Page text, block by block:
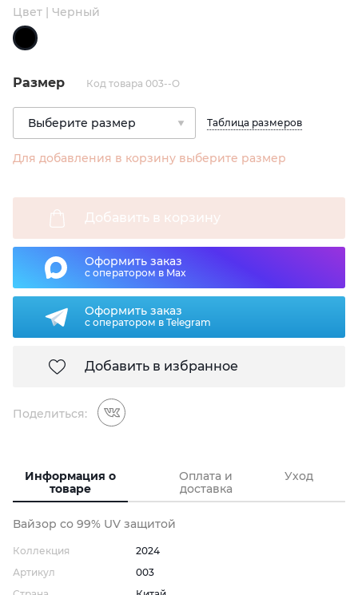
Цвет | Черный
Размер Код товара 003--O
Таблица размеров
Для добавления в корзину выберите размер
Добавить в корзину
Оформить заказ
с оператором в Max
Оформить заказ
с оператором в Telegram
Добавить в избранное
Поделиться:
Информация о
товаре
Оплата и
доставка
Уход
Вайзор со 99% UV защитой
Коллекция
2024
Артикул
003